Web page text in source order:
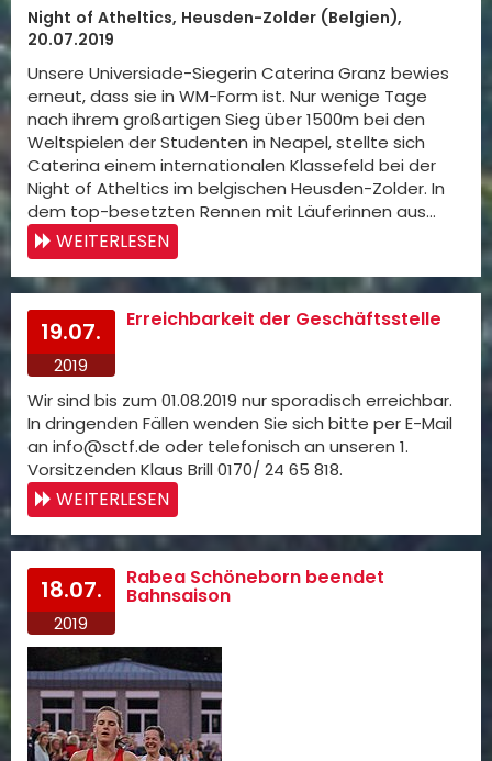
Night of Atheltics, Heusden-Zolder (Belgien),
20.07.2019
Unsere Universiade-Siegerin Caterina Granz bewies
erneut, dass sie in WM-Form ist. Nur wenige Tage
nach ihrem großartigen Sieg über 1500m bei den
Weltspielen der Studenten in Neapel, stellte sich
Caterina einem internationalen Klassefeld bei der
Night of Atheltics im belgischen Heusden-Zolder. In
dem top-besetzten Rennen mit Läuferinnen aus…
WEITERLESEN
19.07.
2019
Erreichbarkeit der Geschäftsstelle
Wir sind bis zum 01.08.2019 nur sporadisch erreichbar.
In dringenden Fällen wenden Sie sich bitte per E-Mail
an info@sctf.de oder telefonisch an unseren 1.
Vorsitzenden Klaus Brill 0170/ 24 65 818.
WEITERLESEN
18.07.
2019
Rabea Schöneborn beendet
Bahnsaison